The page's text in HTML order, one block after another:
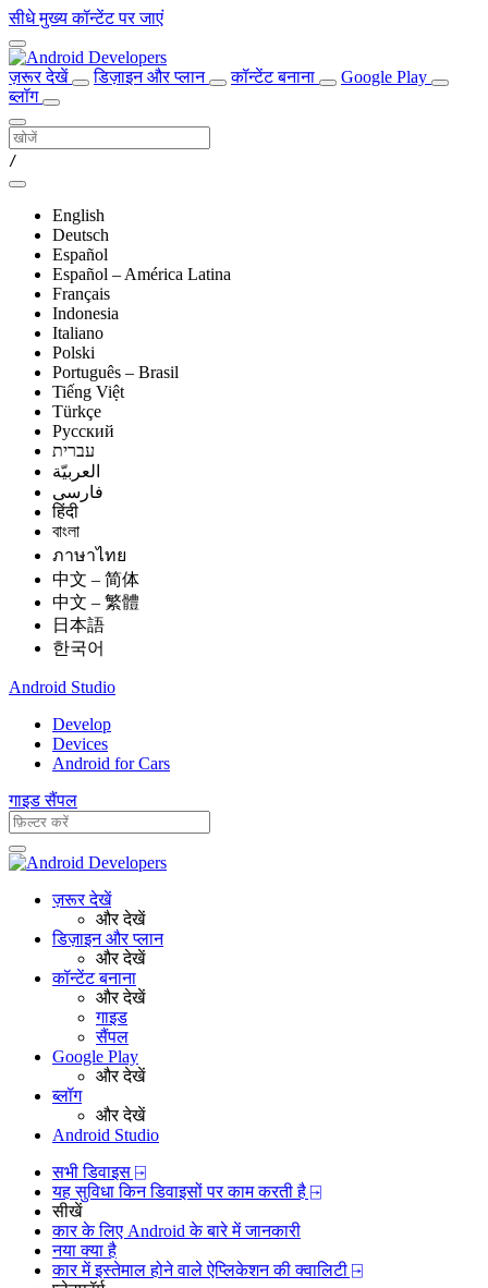
सीधे मुख्य कॉन्टेंट पर जाएं
ज़रूर देखें डिज़ाइन और प्लान कॉन्टेंट बनाना
Google Play
ब्लॉग
/
English
Deutsch
Español
Español – América Latina
Français
Indonesia
Italiano
Polski
Português – Brasil
Tiếng Việt
Türkçe
Русский
עברית
العربيّة
فارسی
हिंदी
বাংলা
ภาษาไทย
中文 – 简体
中文 – 繁體
日本語
한국어
Android Studio
Develop
Devices
Android for Cars
गाइडसैंपल
ज़रूर देखें
और देखें
डिज़ाइन और प्लान
और देखें
कॉन्टेंट बनाना
और देखें
गाइड
सैंपल
Google Play
और देखें
ब्लॉग
और देखें
Android Studio
सभी डिवाइस ⍈
यह सुविधा किन डिवाइसों पर काम करती है ⍈
सीखें
कार के लिए Android के बारे में जानकारी
नया क्या है
कार में इस्तेमाल होने वाले ऐप्लिकेशन की क्वालिटी ⍈